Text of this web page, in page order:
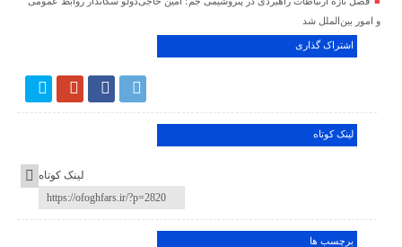
و امور بین‌الملل شد
اشتراک گذاری
لینک کوتاه
لینک کوتاه
برچسب ها